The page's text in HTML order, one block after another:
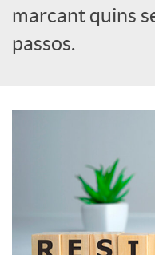
S
a
marcant quins
passos.